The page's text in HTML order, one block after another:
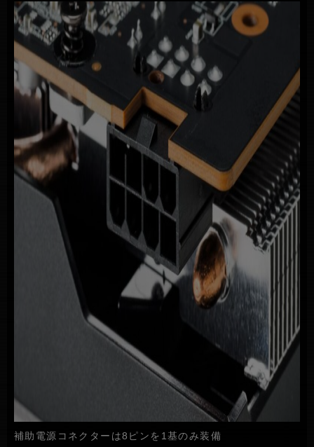
補助電源コネクターは8ピンを1基のみ装備